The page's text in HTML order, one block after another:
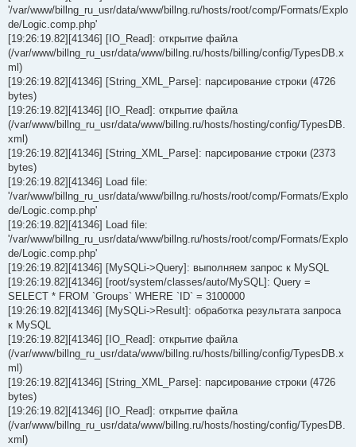
'/var/www/billng_ru_usr/data/www/billng.ru/hosts/root/comp/Formats/Explo
de/Logic.comp.php'
[19:26:19.82][41346] [IO_Read]: открытие файла
(/var/www/billng_ru_usr/data/www/billng.ru/hosts/billing/config/TypesDB.x
ml)
[19:26:19.82][41346] [String_XML_Parse]: парсирование строки (4726
bytes)
[19:26:19.82][41346] [IO_Read]: открытие файла
(/var/www/billng_ru_usr/data/www/billng.ru/hosts/hosting/config/TypesDB.
xml)
[19:26:19.82][41346] [String_XML_Parse]: парсирование строки (2373
bytes)
[19:26:19.82][41346] Load file:
'/var/www/billng_ru_usr/data/www/billng.ru/hosts/root/comp/Formats/Explo
de/Logic.comp.php'
[19:26:19.82][41346] Load file:
'/var/www/billng_ru_usr/data/www/billng.ru/hosts/root/comp/Formats/Explo
de/Logic.comp.php'
[19:26:19.82][41346] [MySQLi->Query]: выполняем запрос к MySQL
[19:26:19.82][41346] [root/system/classes/auto/MySQL]: Query =
SELECT * FROM `Groups` WHERE `ID` = 3100000
[19:26:19.82][41346] [MySQLi->Result]: обработка результата запроса
к MySQL
[19:26:19.82][41346] [IO_Read]: открытие файла
(/var/www/billng_ru_usr/data/www/billng.ru/hosts/billing/config/TypesDB.x
ml)
[19:26:19.82][41346] [String_XML_Parse]: парсирование строки (4726
bytes)
[19:26:19.82][41346] [IO_Read]: открытие файла
(/var/www/billng_ru_usr/data/www/billng.ru/hosts/hosting/config/TypesDB.
xml)